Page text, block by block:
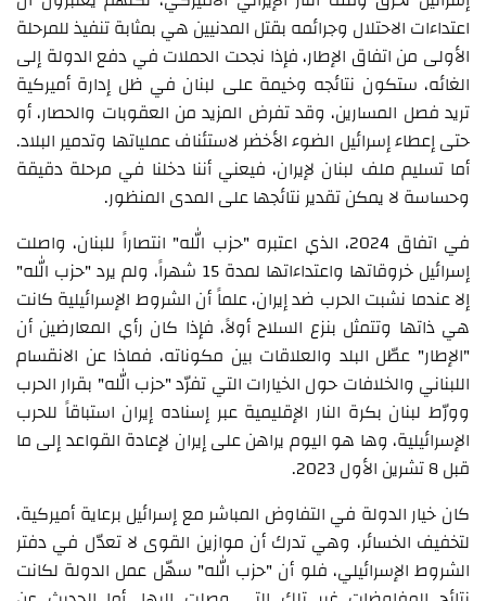
اعتداءات الاحتلال وجرائمه بقتل المدنيين هي بمثابة تنفيذ للمرحلة
الأولى من اتفاق الإطار، فإذا نجحت الحملات في دفع الدولة إلى
الغائه، ستكون نتائجه وخيمة على لبنان في ظل إدارة أميركية
تريد فصل المسارين، وقد تفرض المزيد من العقوبات والحصار، أو
حتى إعطاء إسرائيل الضوء الأخضر لاستئناف عملياتها وتدمير البلاد.
أما تسليم ملف لبنان لإيران، فيعني أننا دخلنا في مرحلة دقيقة
وحساسة لا يمكن تقدير نتائجها على المدى المنظور.
في اتفاق 2024، الذي اعتبره "حزب الله" انتصاراً للبنان، واصلت
إسرائيل خروقاتها واعتداءاتها لمدة 15 شهراً، ولم يرد "حزب الله"
إلا عندما نشبت الحرب ضد إيران، علماً أن الشروط الإسرائيلية كانت
هي ذاتها وتتمثل بنزع السلاح أولاً، فإذا كان رأي المعارضين أن
"الإطار" عطّل البلد والعلاقات بين مكوناته، فماذا عن الانقسام
اللبناني والخلافات حول الخيارات التي تفرّد "حزب الله" بقرار الحرب
وورّط لبنان بكرة النار الإقليمية عبر إسناده إيران استباقاً للحرب
الإسرائيلية، وها هو اليوم يراهن على إيران لإعادة القواعد إلى ما
قبل 8 تشرين الأول 2023.
كان خيار الدولة في التفاوض المباشر مع إسرائيل برعاية أميركية،
لتخفيف الخسائر، وهي تدرك أن موازين القوى لا تعدّل في دفتر
الشروط الإسرائيلي، فلو أن "حزب الله" سهّل عمل الدولة لكانت